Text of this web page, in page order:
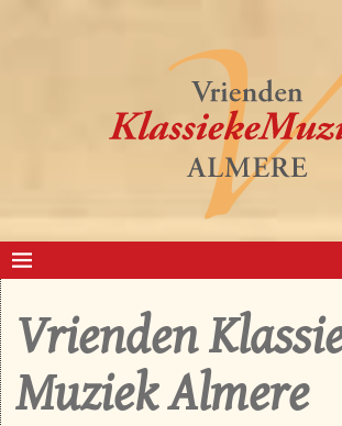
Vrienden
Muziek Almere